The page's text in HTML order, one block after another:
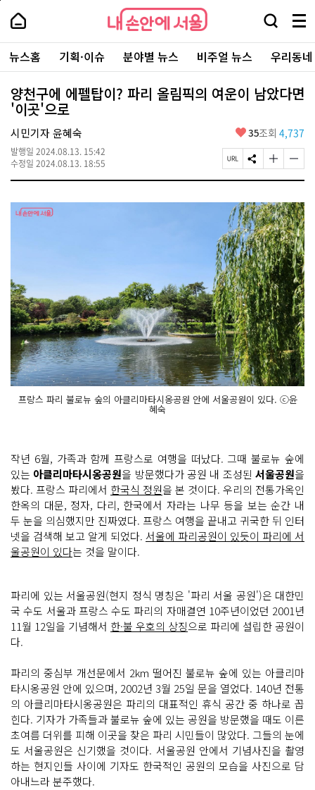
본
로
가
내
손
안
에
서
울
-
서
울
시
대
표
소
통
포
내
손
에
울
검
창
열
기
메
뉴
전
체
보
기
주
요
서
뉴스홈 기획·이슈 분야별 뉴스 비주얼 뉴스 우리동
양천구에 에펠탑이? 파리 올림픽의 여운이 남았다면
'이곳'으로
시민기자 윤혜숙
발행일 2024.08.13. 15:42
수정일 2024.08.13. 18:55
좋
요
35조회 4,737
페
이
U
R
L
복
사
S
N
공
유
하
기
글
자
기
크
게
변
경
하
기
글
자
기
작
게
변
경
하
기
프랑스 파리 불로뉴 숲의 아클리마타시옹공원 안에 서울공원이 있다. ⓒ윤
혜숙
작년 6월, 가족과 함께 프랑스로 여행을 떠났다. 그때 불로뉴 숲에
있는 아클리마타시옹공원을 방문했다가 공원 내 조성된서울공원을
봤다. 프랑스 파리에서 한국식 정원을 본 것이다. 우리의 전통가옥인
한옥의 대문, 정자, 다리, 한국에서 자라는 나무 등을 보는 순간 내
두 눈을 의심했지만 진짜였다. 프랑스 여행을 끝내고 귀국한 뒤 인터
넷을 검색해 보고 알게 되었다. 서울에 파리공원이 있듯이 파리에 서
울공원이 있다는 것을 말이다.
파리에 있는 서울공원(현지 정식 명칭은 '파리 서울 공원')은 대한민
국 수도 서울과 프랑스 수도 파리의 자매결연 10주년이었던 2001년
11월 12일을 기념해서 한·불 우호의 상징으로 파리에 설립한 공원이
다.
파리의 중심부 개선문에서 2km 떨어진 불로뉴 숲에 있는 아클리마
타시옹공원 안에 있으며, 2002년 3월 25일 문을 열었다. 140년 전통
의 아클리마타시옹공원은 파리의 대표적인 휴식 공간 중 하나로 꼽
힌다. 기자가 가족들과 불로뉴 숲에 있는 공원을 방문했을 때도 이른
초여름 더위를 피해 이곳을 찾은 파리 시민들이 많았다. 그들의 눈에
도 서울공원은 신기했을 것이다. 서울공원 안에서 기념사진을 촬영
하는 현지인들 사이에 기자도 한국적인 공원의 모습을 사진으로 담
아내느라 분주했다.
페
상
단
로